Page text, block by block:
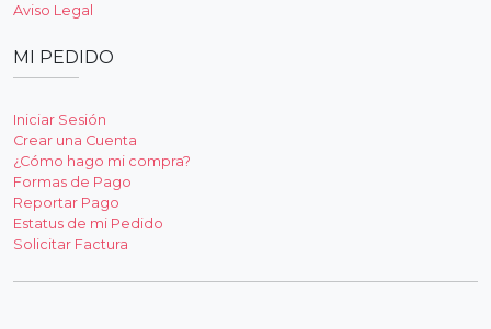
Aviso Legal
MI PEDIDO
Iniciar Sesión
Crear una Cuenta
¿Cómo hago mi compra?
Formas de Pago
Reportar Pago
Estatus de mi Pedido
Solicitar Factura